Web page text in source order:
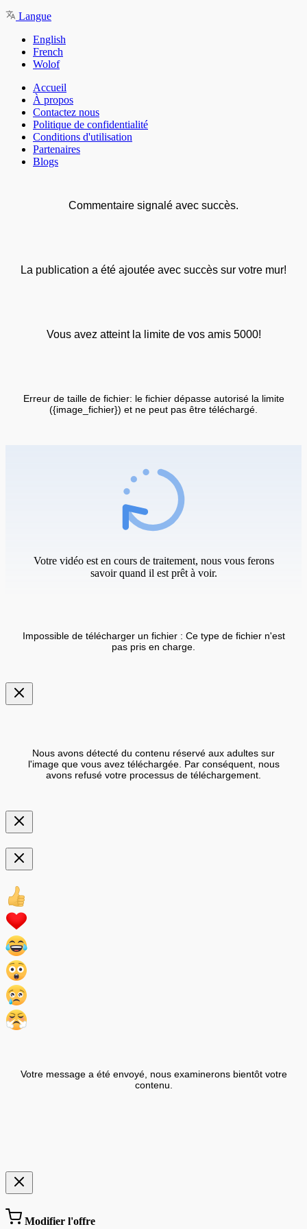
Langue
English
French
Wolof
Accueil
À propos
Contactez nous
Politique de confidentialité
Conditions d'utilisation
Partenaires
Blogs
Commentaire signalé avec succès.
La publication a été ajoutée avec succès sur votre mur!
Vous avez atteint la limite de vos amis 5000!
Erreur de taille de fichier: le fichier dépasse autorisé la limite
({image_fichier}) et ne peut pas être téléchargé.
Votre vidéo est en cours de traitement, nous vous ferons
savoir quand il est prêt à voir.
Impossible de télécharger un fichier : Ce type de fichier n'est
pas pris en charge.
Nous avons détecté du contenu réservé aux adultes sur
l'image que vous avez téléchargée. Par conséquent, nous
avons refusé votre processus de téléchargement.
Votre message a été envoyé, nous examinerons bientôt votre
contenu.
Modifier l'offre